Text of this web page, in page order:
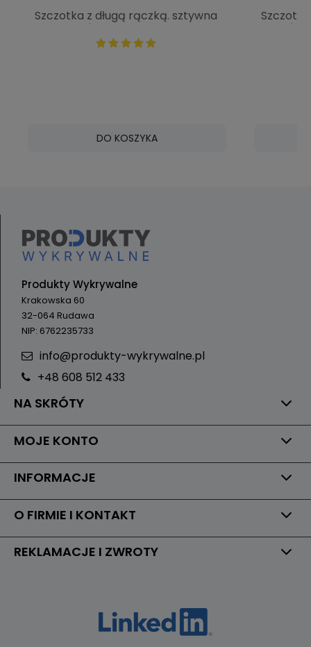
Szczotka z długą rączką. sztywna
fioletowa | VIKAN 41868
DO KOSZYKA
biała |
NA SKRÓTY
MOJE KONTO
INFORMACJE
O FIRMIE I KONTAKT
REKLAMACJE I ZWROTY
Produkty Wykrywalne
Krakowska 60
32-064 Rudawa
NIP: 6762235733
info@produkty-wykrywalne.pl
+48 608 512 433